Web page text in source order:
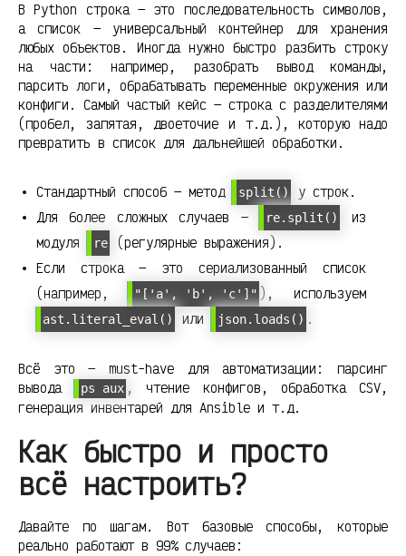
В Python строка — это последовательность символов,
а список — универсальный контейнер для хранения
любых объектов. Иногда нужно быстро разбить строку
на части: например, разобрать вывод команды,
парсить логи, обрабатывать переменные окружения или
конфиги. Самый частый кейс — строка с разделителями
(пробел, запятая, двоеточие и т.д.), которую надо
превратить в список для дальнейшей обработки.
Стандартный способ — метод split()
у строк.
Для более сложных случаев —
re.split()
из
модуля
re
(регулярные выражения).
Если строка — это сериализованный список
(например, "['a', 'b', 'c']" ), используем
ast.literal_eval() или json.loads() .
Всё это — must-have для автоматизации: парсинг
вывода
ps aux , чтение конфигов, обработка CSV,
генерация инвентарей для Ansible и т.д.
Как быстро и просто
всё настроить?
Давайте по шагам. Вот базовые способы, которые
реально работают в 99% случаев: